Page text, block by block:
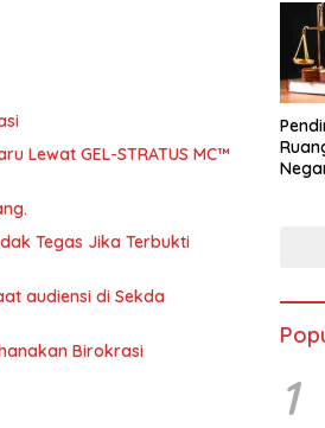
Lewat GEL-STRATUS MC™
Tegas Jika Terbukti
audiensi di Sekda
Birokrasi
1